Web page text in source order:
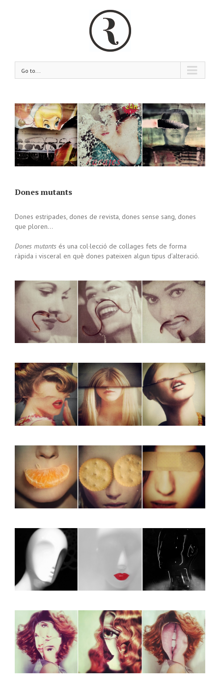
Go to...
Dones mutants
Dones estripades, dones de revista, dones sense sang, dones
que ploren…
Dones mutants és una col·lecció de collages fets de forma
ràpida i visceral en què dones pateixen algun tipus d’alteració.